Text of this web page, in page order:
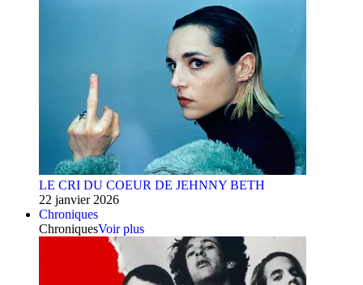
LE CRI DU COEUR DE JEHNNY BETH
22 janvier 2026
Chroniques
ChroniquesVoir plus